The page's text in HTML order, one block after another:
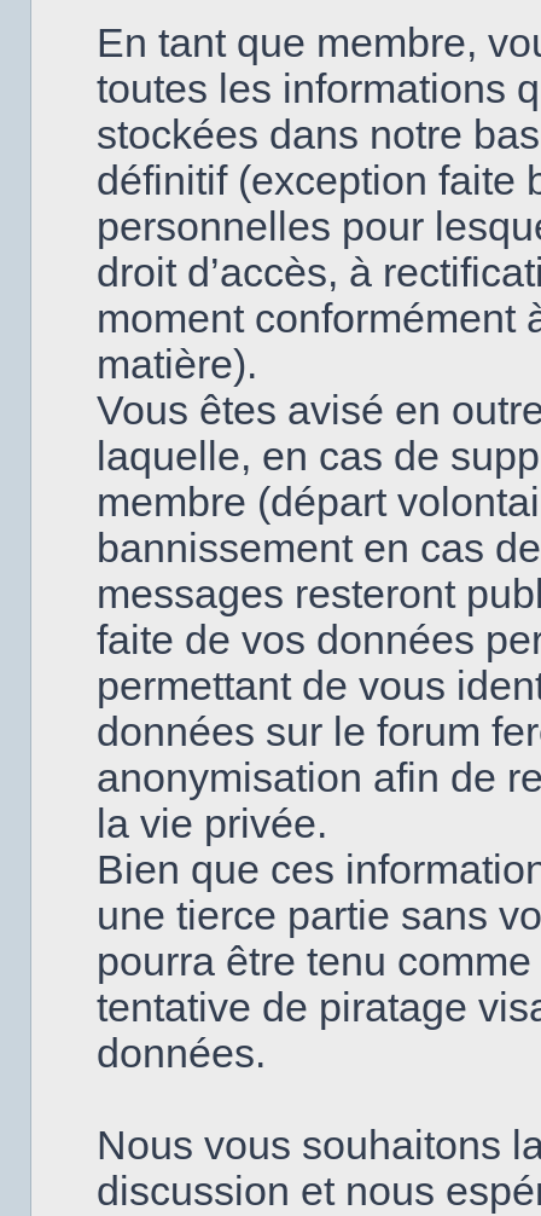
En tant que membre,
toutes les informations
stockées dans notre
définitif (exception faite
personnelles pour
droit d’accès, à
moment conformément
matière).
Vous êtes avisé en
laquelle, en cas de
membre (départ
bannissement en cas
messages resteront
faite de vos données
permettant de vous
données sur le forum
anonymisation afin de
la vie privée.
Bien que ces
une tierce partie sans
pourra être tenu
tentative de piratage
données.
Nous vous souhaitons
discussion et nous